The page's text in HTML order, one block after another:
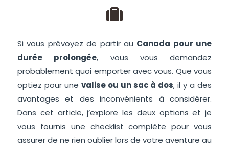
Si vous prévoyez de partir au Canada pour une
durée prolongée, vous vous demandez
probablement quoi emporter avec vous. Que vous
optiez pour une valise ou un sac à dos, il y a des
avantages et des inconvénients à considérer.
Dans cet article, j’explore les deux options et je
vous fournis une checklist complète pour vous
assurer de ne rien oublier lors de votre aventure au